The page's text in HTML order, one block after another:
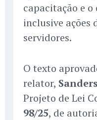
capacitação e
inclusive ações
servidores.
O texto
relator,
Projeto de Lei
98/25, de